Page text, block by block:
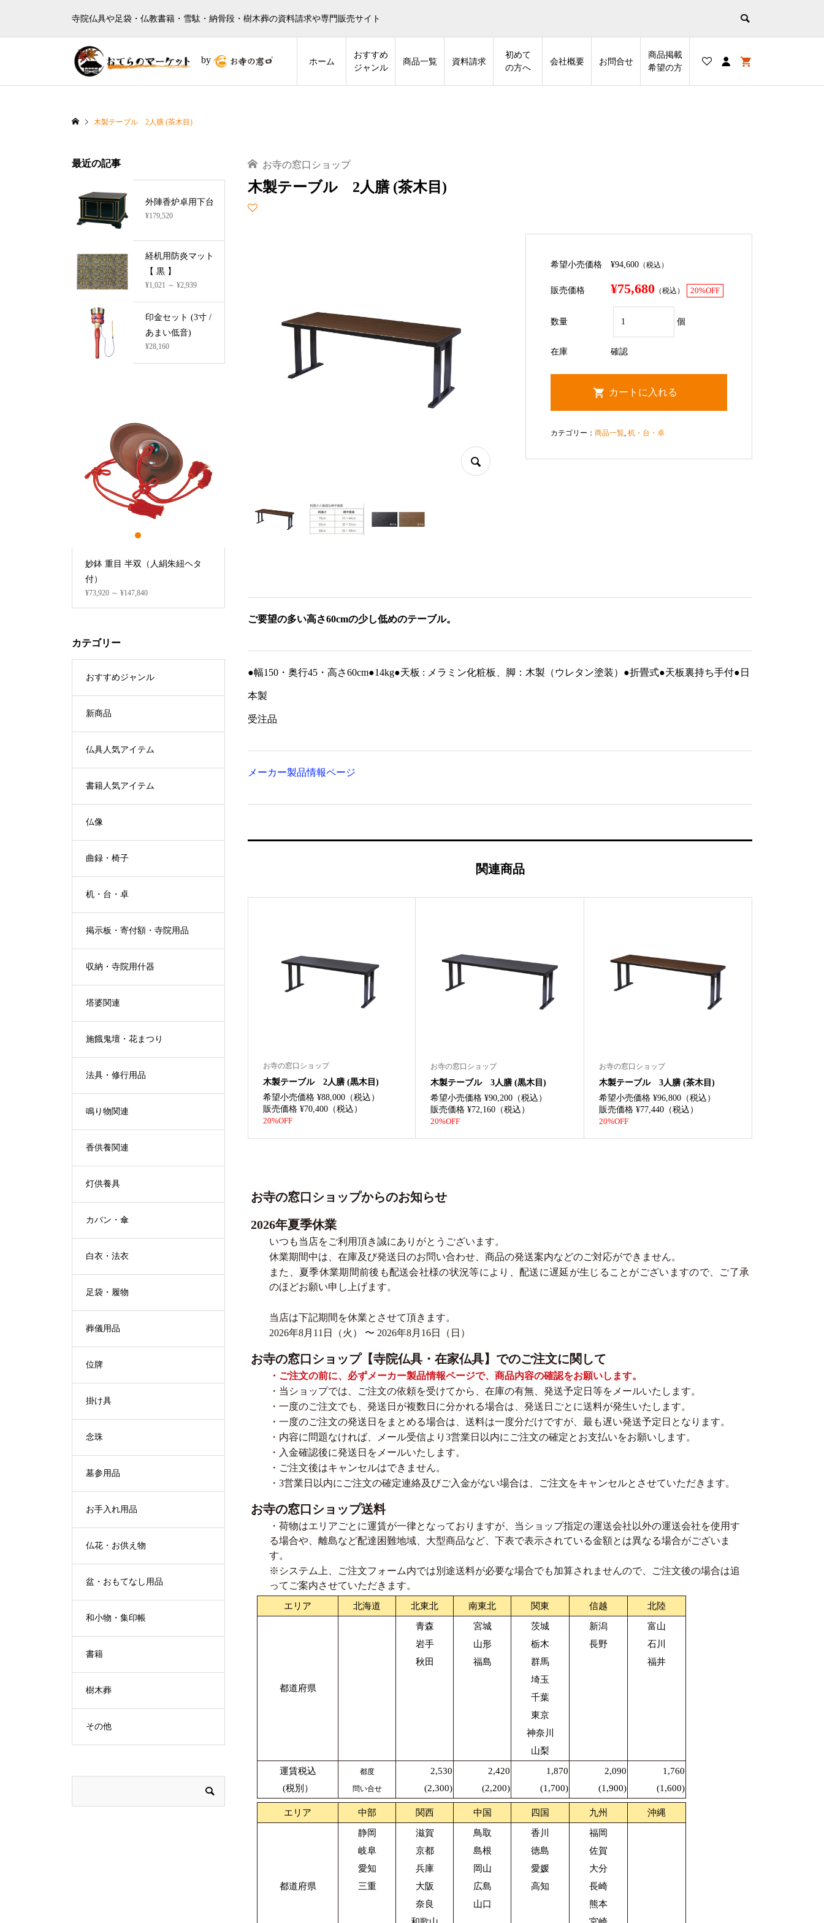
寺院仏具や足袋・仏教書籍・雪駄・納骨段・樹木葬の資料請求や専門販売サイト
by ホーム
おすすめ
ジャンル
商品一覧 資料請求
初めて
の方へ
会社概要 お問合せ
商品掲載
希望の⽅
木製テーブル 2人膳 (茶木目)
お寺の窓口ショップ
木製テーブル 2人膳 (茶木目)
希望小売価格 ¥94,600（税込）
販売価格 ¥75,680（税込） 20%OFF
数量 個
在庫 確認
カテゴリー： 商品一覧, 机・台・卓
ご要望の多い高さ60cmの少し低めのテーブル。
●幅150・奥行45・高さ60cm●14kg●天板 : メラミン化粧板、脚：木製（ウレタン塗装）●折畳式●天板裏持ち手付●日
本製
受注品
メーカー製品情報ページ
関連商品
お寺の窓口ショップ
木製テーブル 2人膳 (黒木目)
希望小売価格 ¥88,000（税込）
販売価格 ¥70,400（税込）
20%OFF
お寺の窓口ショップ
木製テーブル 3人膳 (黒木目)
希望小売価格 ¥90,200（税込）
販売価格 ¥72,160（税込）
20%OFF
お寺の窓口ショップ
木製テーブル 3人膳 (茶木目)
希望小売価格 ¥96,800（税込）
販売価格 ¥77,440（税込）
20%OFF
お寺の窓口ショップからのお知らせ
2026年夏季休業
いつも当店をご利用頂き誠にありがとうございます。
休業期間中は、在庫及び発送日のお問い合わせ、商品の発送案内などのご対応ができません。
また、夏季休業期間前後も配送会社様の状況等により、配送に遅延が生じることがございますので、ご了承
のほどお願い申し上げます。
当店は下記期間を休業とさせて頂きます。
2026年8月11日（火） 〜 2026年8月16日（日）
お寺の窓口ショップ【寺院仏具・在家仏具】でのご注文に関して
・ご注文の前に、必ずメーカー製品情報ページで、商品内容の確認をお願いします。
・当ショップでは、ご注文の依頼を受けてから、在庫の有無、発送予定日等をメールいたします。
・一度のご注文でも、発送日が複数日に分かれる場合は、発送日ごとに送料が発生いたします。
・一度のご注文の発送日をまとめる場合は、送料は一度分だけですが、最も遅い発送予定日となります。
・内容に問題なければ、メール受信より3営業日以内にご注文の確定とお支払いをお願いします。
・入金確認後に発送日をメールいたします。
・ご注文後はキャンセルはできません。
・3営業日以内にご注文の確定連絡及びご入金がない場合は、ご注文をキャンセルとさせていただきます。
お寺の窓口ショップ送料
・荷物はエリアごとに運賃が一律となっておりますが、当ショップ指定の運送会社以外の運送会社を使用す
る場合や、離島など配達困難地域、大型商品など、下表で表示されている金額とは異なる場合がございま
す。
※システム上、ご注文フォーム内では別途送料が必要な場合でも加算されませんので、ご注文後の場合は追
ってご案内させていただきます。
エリア 北海道 北東北 南東北 関東 信越 北陸
都道府県
青森
岩手
秋田
宮城
山形
福島
茨城
栃木
群馬
埼玉
千葉
東京
神奈川
山梨
新潟
長野
富山
石川
福井
運賃税込
(税別）
都度
問い合せ
2,530
(2,300)
2,420
(2,200)
1,870
(1,700)
2,090
(1,900)
1,760
(1,600)
エリア 中部 関西 中国 四国 九州 沖縄
都道府県
静岡
岐阜
愛知
三重
滋賀
京都
兵庫
大阪
奈良
鳥取
島根
岡山
広島
山口
香川
徳島
愛媛
高知
福岡
佐賀
大分
長崎
熊本
最近の記事
外陣香炉卓用下台
¥179,520
経机用防炎マット
【 黒 】
¥1,021 ～ ¥2,939
印金セット (3寸 /
あまい低音)
¥28,160
妙鉢 重目 半双（人絹朱紐ヘタ
付）
¥73,920 ～ ¥147,840
1
カテゴリー
おすすめジャンル
新商品
仏具人気アイテム
書籍人気アイテム
仏像
曲録・椅子
机・台・卓
掲示板・寄付額・寺院用品
収納・寺院用什器
塔婆関連
施餓鬼壇・花まつり
法具・修行用品
鳴り物関連
香供養関連
灯供養具
カバン・傘
白衣・法衣
足袋・履物
葬儀用品
位牌
掛け具
念珠
墓参用品
お手入れ用品
仏花・お供え物
盆・おもてなし用品
和小物・集印帳
書籍
樹木葬
その他